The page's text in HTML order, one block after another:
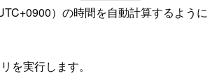
）の時間を自動計算するように
を実行します。